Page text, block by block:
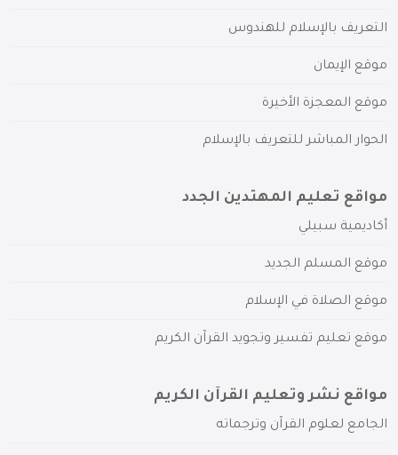
التعريف بالإسلام للهندوس
موقع الإيمان
موقع المعجزة الأخيرة
الحوار المباشر للتعريف بالإسلام
مواقع تعليم المهتدين الجدد
أكاديمية سبيلي
موقع المسلم الجديد
موقع الصلاة في الإسلام
موقع تعليم تفسير وتجويد القرآن الكريم
مواقع نشر وتعليم القرآن الكريم
الجامع لعلوم القرآن وترجماته